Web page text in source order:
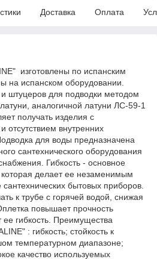
Доставка Оплата
изготовлены по испанским
на испанском оборудовании.
и штуцеров для подводки методом
аналогичной латуни ЛС-59-1
получать изделия с
отсутствием внутренних
для воды предназначена
сантехнического оборудования
Гибкость - основное
делает ее незаменимым
бытовых приборов.
к трубе с горячей водой, снижая
повышает прочность
ее гибкость. Преимущества
: гибкость; стойкость к
температурном диапазоне;
качество используемых